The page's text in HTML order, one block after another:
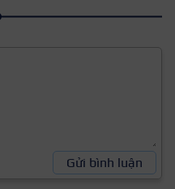
Gửi bình luận